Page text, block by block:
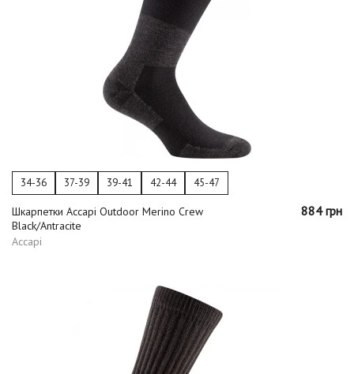
34-36 37-39 39-41 42-44 45-47
Шкарпетки Accapi Outdoor Merino Crew
Black/Antracite
Accapi
884 грн